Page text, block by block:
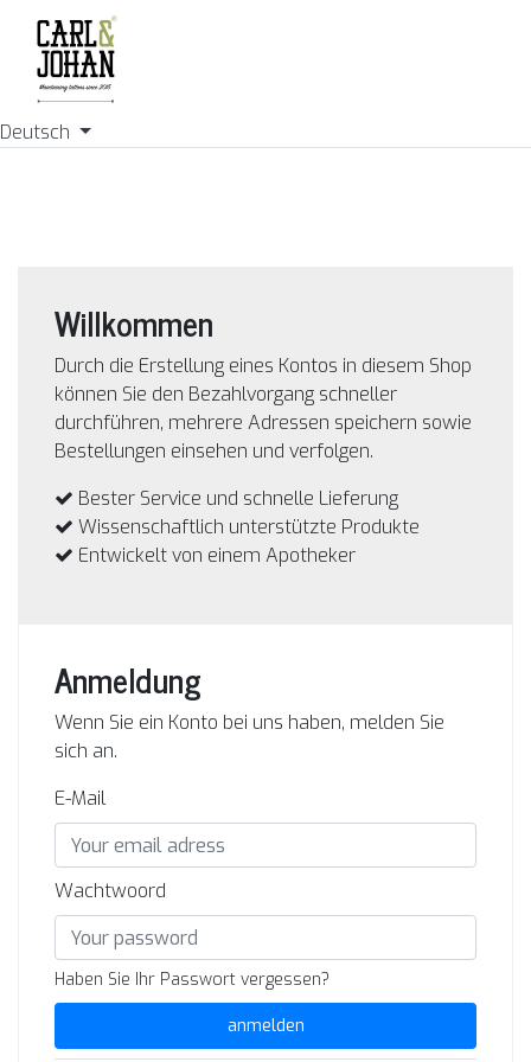
Deutsch
Willkommen
Durch die Erstellung eines Kontos in diesem Shop
können Sie den Bezahlvorgang schneller
durchführen, mehrere Adressen speichern sowie
Bestellungen einsehen und verfolgen.
Bester Service und schnelle Lieferung
Wissenschaftlich unterstützte Produkte
Entwickelt von einem Apotheker
Anmeldung
Wenn Sie ein Konto bei uns haben, melden Sie
sich an.
E-Mail
Wachtwoord
Haben Sie Ihr Passwort vergessen?
anmelden